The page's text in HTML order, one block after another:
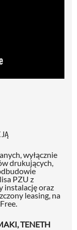
wyłącznie
drukujących,
PZU z
instalację oraz
leasing, na
TENETH